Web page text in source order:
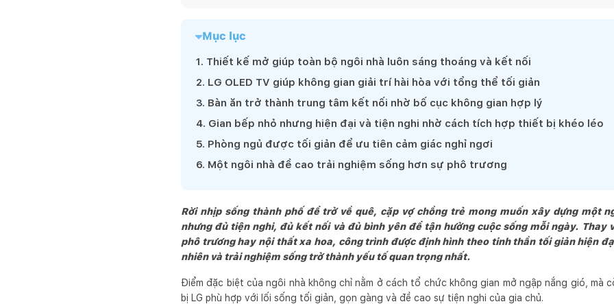
nghiêm túc, trung thực trong chính suy nghĩ của bản thân và với khách hàng của chúng tôi.
Có một sự thật là, hoạt động tư vấn và thiết kế kiến trúc là một lĩnh vực đa dạng, phong phú
cho mình lối đi riêng, chật hẹp và đầy khó khó hơn, đó là sự kiên định, tập trung chuyên môn
dự án mưu cầu cao về tính sáng tạo, nhiều thử nghiệm mới có cá tính riêng của khách hàng
đậm dấu ấn của
NTAA.
Chúng tôi luôn hy vọng và có niềm tin rằng, một sản phẩm chất lượng là kết quả của mối
huyết, chuyên nghiệp và thấu hiểu sâu sắc của Khách hàng, Kiến trúc sư và các nhà thầu
Mục lục
1. Thiết kế mở giúp toàn bộ ngôi nhà luôn sáng thoáng và kết nối
2. LG OLED TV giúp không gian giải trí hài hòa với tổng thể tối giản
3. Bàn ăn trở thành trung tâm kết nối nhờ bố cục không gian hợp lý
4. Gian bếp nhỏ nhưng hiện đại và tiện nghi nhờ cách tích hợp thiết bị khéo léo
5. Phòng ngủ được tối giản để ưu tiên cảm giác nghỉ ngơi
6. Một ngôi nhà đề cao trải nghiệm sống hơn sự phô trương
Rời nhịp sống thành phố để trở về quê, cặp vợ chồng trẻ mong muốn xây dựng một
nhưng đủ tiện nghi, đủ kết nối và đủ bình yên để tận hưởng cuộc sống mỗi ngày. Thay
phô trương hay nội thất xa hoa, công trình được định hình theo tinh thần tối giản hiện
nhiên và trải nghiệm sống trở thành yếu tố quan trọng nhất.
Điểm đặc biệt của ngôi nhà không chỉ nằm ở cách tổ chức không gian mở ngập nắng gió, mà
bị LG phù hợp với lối sống tối giản, gọn gàng và đề cao sự tiện nghi của gia chủ.